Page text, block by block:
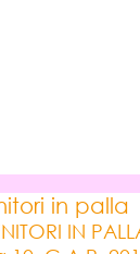
in palla
IN